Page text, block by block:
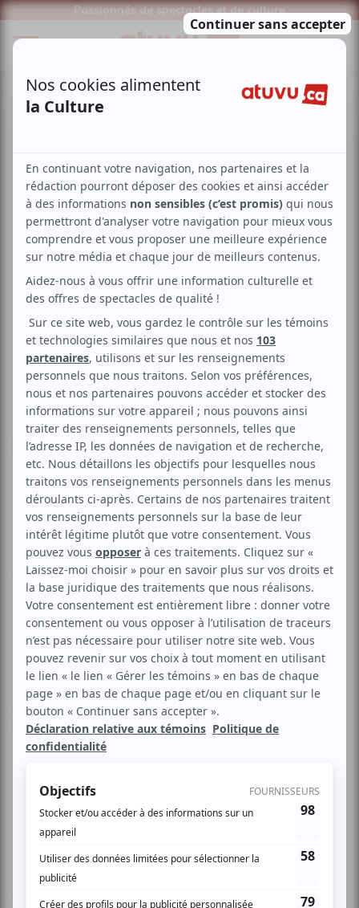
Passionnés de spectacles et de culture
Musique Festive Classique Acoustique
Les Boeufs envahissent
Paris!
Aucune offre promotionnelle
disponible
Soyez les premiers avisés dès qu'il y aura une offre promo
pour Les Boeufs envahissent Paris!:INSCRIVEZ-VOUS
La 25e saison d’I Musici de Montréal se poursuit sur ses
notes festives. Maestro Yuli Turovsky accueille avec
humour l’arrivée du Bœuf de la nouvelle année chinoise.
Flamboyante soirée présentée en collaboration avec le
envahissent Paris! s’amènent avec éclat dans un
déploiement musical étincelant.
Tout d’abord, la divine Symphonie « Paris » de Mozart, puis
la Suite Carmen de Shchedrin qui n’en sera que plus